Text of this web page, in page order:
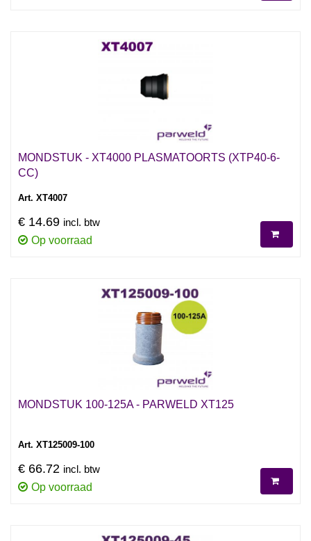
MONDSTUK - XT4000 PLASMATOORTS (XTP40-6-
CC)
Art. XT4007
€ 14.69 incl. btw
Op voorraad
MONDSTUK 100-125A - PARWELD XT125
Art. XT125009-100
€ 66.72 incl. btw
Op voorraad